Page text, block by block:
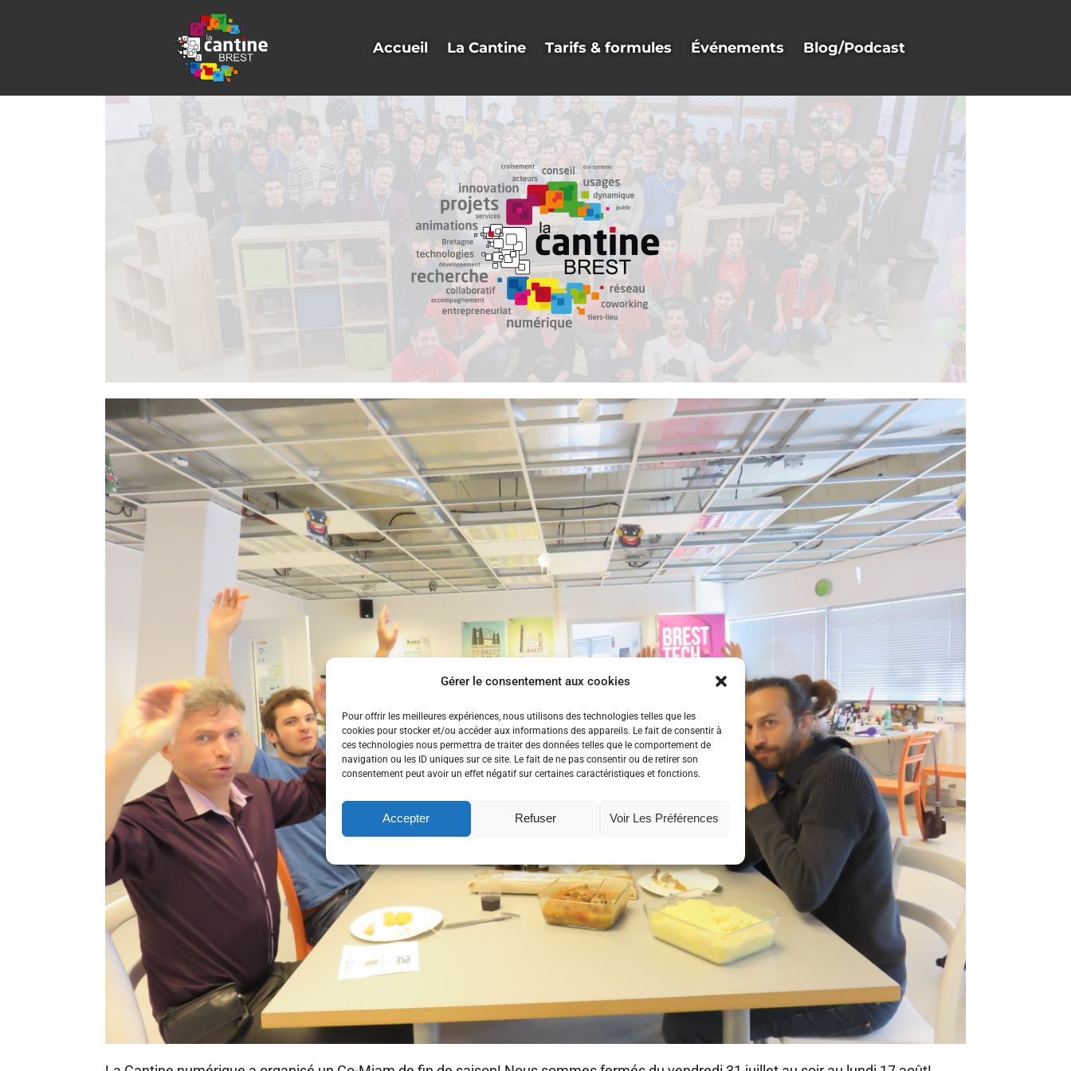
Gérer le consentement aux cookies
Pour offrir les meilleures expériences, nous utilisons des technologies telles que les
cookies pour stocker et/ou accéder aux informations des appareils. Le fait de consentir à
ces technologies nous permettra de traiter des données telles que le comportement de
navigation ou les ID uniques sur ce site. Le fait de ne pas consentir ou de retirer son
consentement peut avoir un effet négatif sur certaines caractéristiques et fonctions.
Accepter Refuser Voir Les Préférences
Accueil La Cantine Tarifs & formules Événements Blog/Podcast